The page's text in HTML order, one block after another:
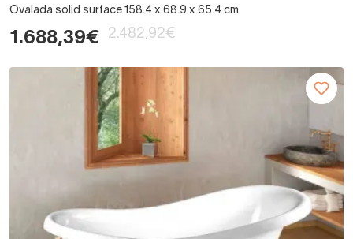
Ovalada solid surface 158.4 x 68.9 x 65.4 cm
1.688,39€ 2.482,92€